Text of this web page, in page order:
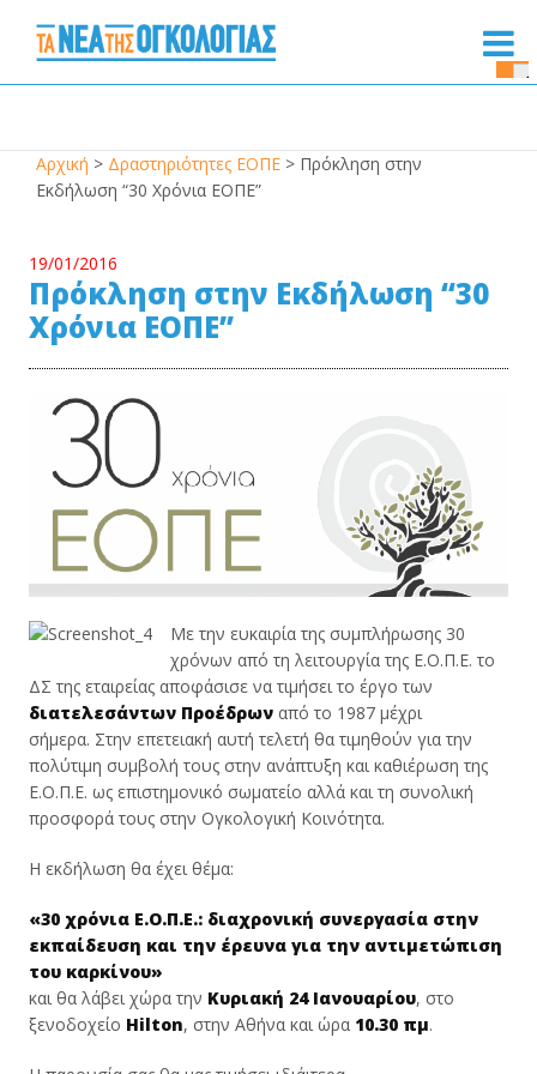
Αρχική > Δραστηριότητες ΕΟΠΕ > Πρόκληση στην
Εκδήλωση “30 Χρόνια ΕΟΠΕ”
19/01/2016
Πρόκληση στην Εκδήλωση “30
Χρόνια ΕΟΠΕ”
Με την ευκαιρία της συμπλήρωσης 30
χρόνων από τη λειτουργία της Ε.Ο.Π.Ε. το
ΔΣ της εταιρείας αποφάσισε να τιμήσει το έργο των
διατελεσάντων Προέδρων από το 1987 μέχρι
σήμερα. Στην επετειακή αυτή τελετή θα τιμηθούν για την
πολύτιμη συμβολή τους στην ανάπτυξη και καθιέρωση της
Ε.Ο.Π.Ε. ως επιστημονικό σωματείο αλλά και τη συνολική
προσφορά τους στην Ογκολογική Κοινότητα.
Η εκδήλωση θα έχει θέμα:
«30 χρόνια Ε.Ο.Π.Ε.: διαχρονική συνεργασία στην
εκπαίδευση και την έρευνα για την αντιμετώπιση
του καρκίνου»
και θα λάβει χώρα την Κυριακή 24 Ιανουαρίου, στο
ξενοδοχείο Hilton, στην Αθήνα και ώρα 10.30 πμ.